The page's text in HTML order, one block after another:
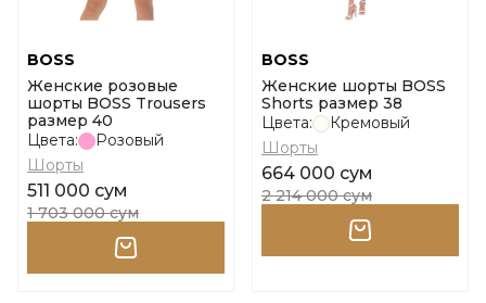
BOSS
Женские розовые
шорты BOSS Trousers
размер 40
Цвета:
Розовый
Шорты
511 000 сум
1 703 000 сум
BOSS
Женские шорты BOSS
Shorts размер 38
Цвета:
Кремовый
Шорты
664 000 сум
2 214 000 сум